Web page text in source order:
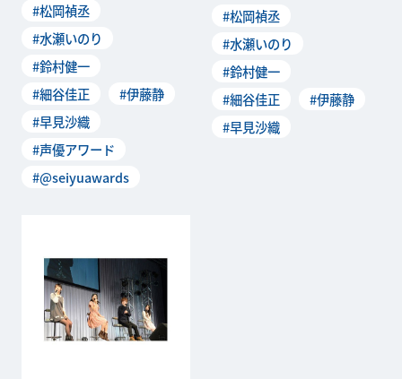
#松岡禎丞
#水瀬いのり
#鈴村健一
#細谷佳正
#伊藤静
#早見沙織
#声優アワード
#@seiyuawards
#松岡禎丞
#水瀬いのり
#鈴村健一
#細谷佳正
#伊藤静
#早見沙織